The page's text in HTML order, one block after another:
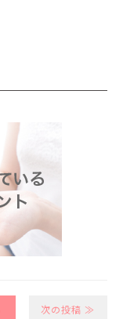
次の投稿 ≫